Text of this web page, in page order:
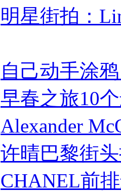
明星街拍：
自己动手涂
早春之旅10
Alexander
许晴巴黎街
CHANEL前